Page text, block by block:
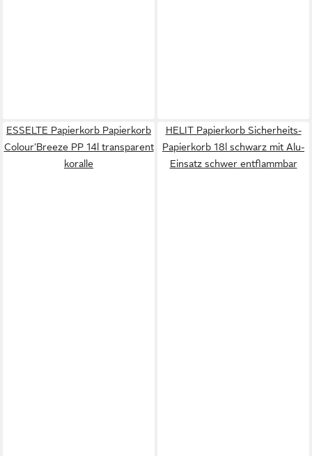
ESSELTE Papierkorb Papierkorb
Colour'Breeze PP 14l transparent
koralle
HELIT Papierkorb Sicherheits-
Papierkorb 18l schwarz mit Alu-
Einsatz schwer entflammbar